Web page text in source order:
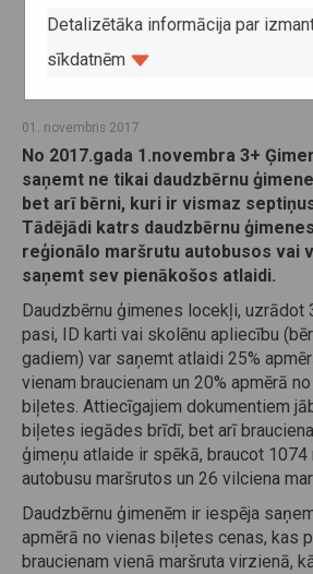
01. novembris 2017
No 2017.gada 1.novembra 3+
saņemt ne tikai daudzbērnu
bet arī bērni, kuri ir vismaz
Tādējādi katrs daudzbērnu
reģionālo maršrutu autobusos vai
saņemt sev pienākošos atlaidi.
Daudzbērnu ģimenes locekļi, uzrādot
pasi, ID karti vai skolēnu apliecību
gadiem) var saņemt atlaidi 25%
vienam braucienam un 20% apmērā
biļetes. Attiecīgajiem dokumentiem
biļetes iegādes brīdī, bet arī
ģimeņu atlaide ir spēkā, braucot 1074
autobusu maršrutos un 26 vilciena
Daudzbērnu ģimenēm ir iespēja
apmērā no vienas biļetes cenas, kas
braucienam vienā maršruta virzienā,
Detalizētāka informācija par
sīkdatnēm